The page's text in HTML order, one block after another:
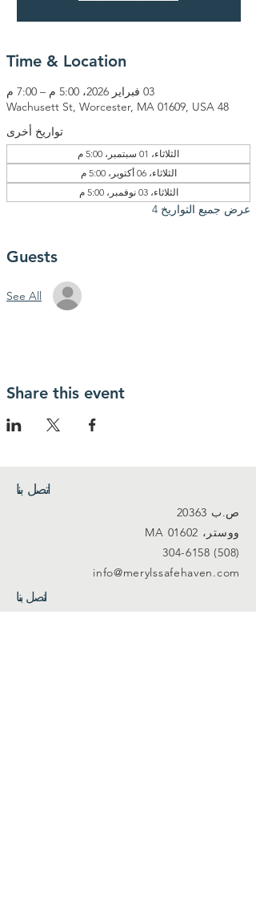
Time & Location
03 فبراير 2026، 5:00 م – 7:00 م
48 Wachusett St, Worcester, MA 01609, USA
تواريخ أخرى
الثلاثاء، 01 سبتمبر، 5:00 م
الثلاثاء، 06 أكتوبر، 5:00 م
الثلاثاء، 03 نوفمبر، 5:00 م
عرض جميع التواريخ 4
Guests
See All
Share this event
اتصل بنا
ص.ب 20363
ووستر، MA 01602
(508) 304-6158
info@merylssafehaven.com
اتصل بنا